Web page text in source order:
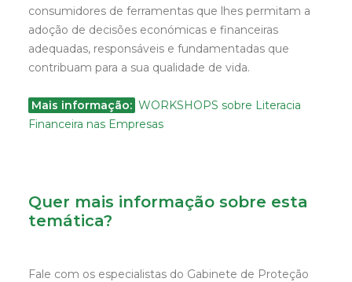
consumidores de ferramentas que lhes permitam a
adoção de decisões económicas e financeiras
adequadas, responsáveis e fundamentadas que
contribuam para a sua qualidade de vida.
Mais informação: WORKSHOPS sobre Literacia
Financeira nas Empresas
Quer mais informação sobre esta
temática?
Fale com os especialistas do Gabinete de Proteção